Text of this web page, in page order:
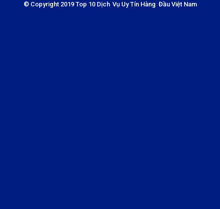
© Copyright 2019 Top 10 Dịch Vụ Uy Tín Hàng Đầu Việt Nam